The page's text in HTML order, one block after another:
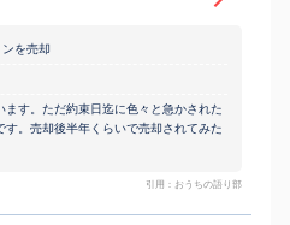
を売却
す。ただ約束日迄に色々と急かされた
す。売却後半年くらいで売却されてみた
引用：おうちの語り部